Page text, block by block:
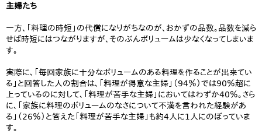
主婦たち
一方、「料理の時短」の代償になりがちなのが、おかずの品数。品数を減ら
せば時短にはつながりますが、そのぶんボリュームは少なくなってしまいま
す。
実際に、「毎回家族に十分なボリュームのある料理を作ることが出来てい
る」と回答した人の割合は、「料理が得意な主婦」（94％）では90％超に
上っているのに対して、「料理が苦手な主婦」においてはわずか40％。さら
に、「家族に料理のボリュームのなさについて不満を言われた経験があ
る」（26％）と答えた「料理が苦手な主婦」も約4人に1人にのぼっていま
す。